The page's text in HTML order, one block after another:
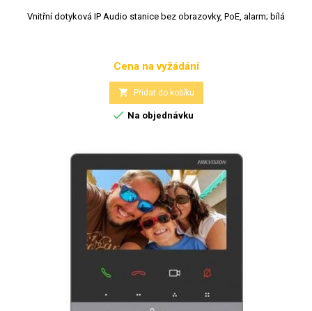
Vnitřní dotyková IP Audio stanice bez obrazovky, PoE, alarm; bílá
Cena
Cena na vyžádání
 Přidat do košíku
 Na objednávku